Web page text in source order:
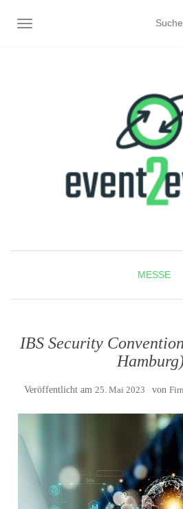
NAVIGATION UMSCHALTEN
MESSE
IBS Security
Veröffentlicht am 25. Mai 2023 von